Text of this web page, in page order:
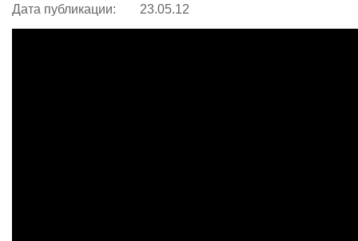
Дата публикации:
23.05.12